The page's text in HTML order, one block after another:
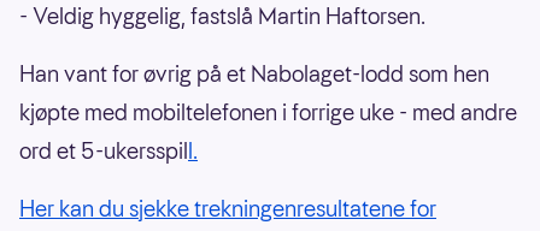
- Veldig hyggelig, fastslå Martin Haftorsen.
Han vant for øvrig på et Nabolaget-lodd som hen
kjøpte med mobiltelefonen i forrige uke - med andre
ord et 5-ukersspill.
Her kan du sjekke trekningenresultatene for